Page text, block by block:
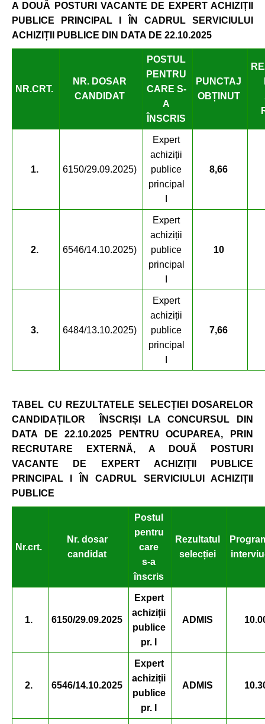
A DOUĂ POSTURI VACANTE DE EXPERT ACHIZIȚII
PUBLICE PRINCIPAL I ÎN CADRUL SERVICIULUI
ACHIZIȚII PUBLICE DIN DATA DE 22.10.2025
NR.CRT.
NR. DOSAR
CANDIDAT
POSTUL
PENTRU
CARE S-
A
ÎNSCRIS
PUNCTAJ
OBȚINUT
1. 6150/29.09.2025)
Expert
achiziții
publice
principal
8,66
2. 6546/14.10.2025)
Expert
achiziții
publice
principal
10
3. 6484/13.10.2025)
Expert
achiziții
publice
principal
7,66
TABEL CU REZULTATELE SELECȚIEI DOSARELOR
CANDIDAȚILOR ÎNSCRIȘI LA CONCURSUL DIN
DATA DE 22.10.2025 PENTRU OCUPAREA, PRIN
RECRUTARE EXTERNĂ, A DOUĂ POSTURI
VACANTE DE EXPERT ACHIZIȚII PUBLICE
PRINCIPAL I
ÎN CADRUL SERVICIULUI ACHIZIȚII
PUBLICE
Nr.crt.
Nr. dosar
candidat
Postul
pentru
care
s-a
înscris
Rezultatul
selecției
1. 6150/29.09.2025
Expert
achiziții
publice
pr. I
ADMIS
2. 6546/14.10.2025
Expert
achiziții
publice
pr. I
ADMIS